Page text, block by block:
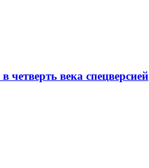
века спецверсией